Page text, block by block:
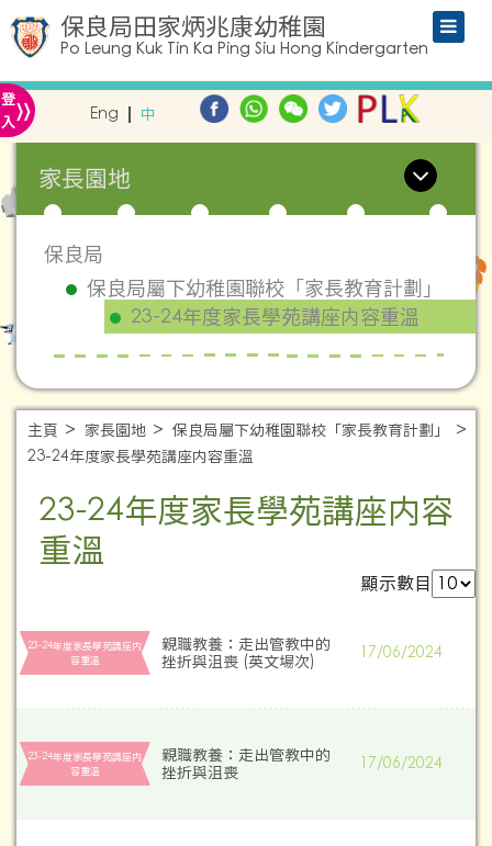
保良局田家炳兆康幼稚園
Po Leung Kuk Tin Ka Ping Siu Hong Kindergarten
登
入» Eng 中
家長園地
保良局
保良局屬下幼稚園聯校「家長教育計劃」
23-24年度家長學苑講座内容重溫
主頁 家長園地
保良局屬下幼稚園聯校「家長教育計劃」
23-24年度家長學苑講座内容重溫
23-24年度家長學苑講座内容
重溫
顯示數目
23-24年度家長學苑講座内
容重溫
親職教養：走出管教中的
挫折與沮喪 (英文場次)
17/06/2024
23-24年度家長學苑講座内
容重溫
親職教養：走出管教中的
挫折與沮喪
17/06/2024